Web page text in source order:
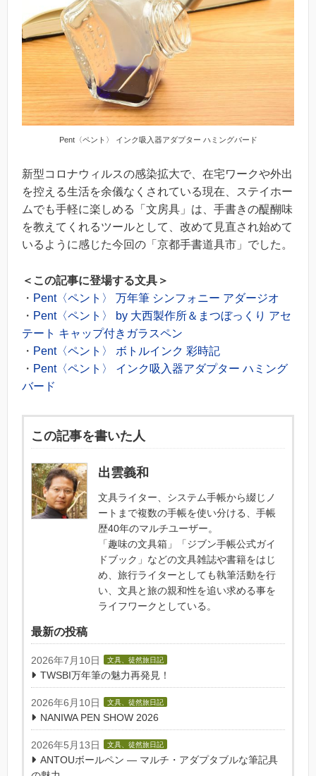
Pent〈ペント〉 インク吸入器アダプター ハミングバード
新型コロナウィルスの感染拡大で、在宅ワークや外出
を控える生活を余儀なくされている現在、ステイホー
ムでも手軽に楽しめる「文房具」は、手書きの醍醐味
を教えてくれるツールとして、改めて見直され始めて
いるように感じた今回の「京都手書道具市」でした。
＜この記事に登場する文具＞
・ Pent〈ペント〉 万年筆 シンフォニー アダージオ
・ Pent〈ペント〉 by 大西製作所＆まつぼっくり アセ
テート キャップ付きガラスペン
・ Pent〈ペント〉 ボトルインク 彩時記
・ Pent〈ペント〉 インク吸入器アダプター ハミング
バード
この記事を書いた人
出雲義和
文具ライター、システム手帳から綴じノ
ートまで複数の手帳を使い分ける、手帳
歴40年のマルチユーザー。
「趣味の文具箱」「ジブン手帳公式ガイ
ドブック」などの文具雑誌や書籍をはじ
め、旅行ライターとしても執筆活動を行
い、文具と旅の親和性を追い求める事を
ライフワークとしている。
最新の投稿
2026年7月10日 文具、徒然旅日記
TWSBI万年筆の魅力再発見！
2026年6月10日 文具、徒然旅日記
NANIWA PEN SHOW 2026
2026年5月13日 文具、徒然旅日記
ANTOUボールペン — マルチ・アダプタブルな筆記具